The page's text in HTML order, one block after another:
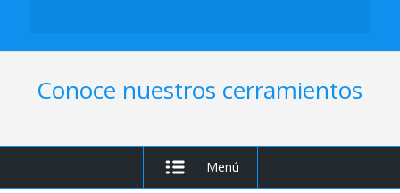
Conoce nuestros cerramientos
Menú